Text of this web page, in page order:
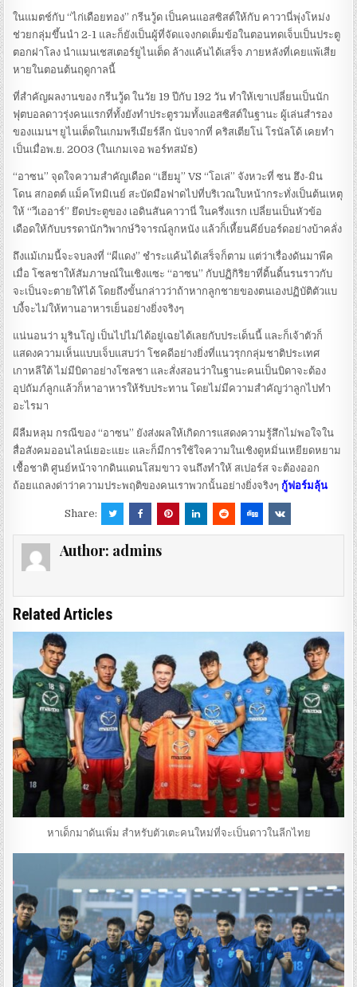
ในแมตช์กับ “ไก่เดือยทอง” กรีนวู้ด เป็นคนแอสซิสต์ให้กับ คาวานี่พุ่งโหม่ง
ช่วยกลุ่มขึ้นนำ 2-1 และก็ยังเป็นผู้ที่จัดแจงกดเต็มข้อในตอนทดเจ็บเป็นประตู
ตอกฝาโลง นำแมนเชสเตอร์ยูไนเต็ด ล้างแค้นได้เสร็จ ภายหลังที่เคยแพ้เสีย
หายในตอนต้นฤดูกาลนี้
ที่สำคัญผลงานของ กรีนวู้ด ในวัย 19 ปีกับ 192 วัน ทำให้เขาเปลี่ยนเป็นนัก
ฟุตบอลดาวรุ่งคนแรกที่ทั้งยังทำประตูรวมทั้งแอสซิสต์ในฐานะ ผู้เล่นสำรอง
ของแมนฯ ยูไนเต็ดในเกมพรีเมียร์ลีก นับจากที่ คริสเตียโน่ โรนัลโด้ เคยทำ
เป็นเมื่อพ.ย. 2003 (ในเกมเจอ พอร์ทสมัธ)
“อาซน” จุดใจความสำคัญเดือด “เฮียมู” VS “โอเล่” จังหวะที่ ซน ฮึง-มิน
โดน สกอตต์ แม็คโทมิเนย์ สะบัดมือฟาดไปที่บริเวณใบหน้ากระทั่งเป็นต้นเหตุ
ให้ “วีเออาร์” ยึดประตูของ เอดินสันคาวานี่ ในครึ่งแรก เปลี่ยนเป็นหัวข้อ
เดือดให้กับบรรดานักวิพากษ์วิจารณ์ลูกหนัง แล้วก็เหี้ยนคีย์บอร์ดอย่างบ้าคลั่ง
ถึงแม้เกมนี้จะจบลงที่ “ผีแดง” ชำระแค้นได้เสร็จก็ตาม แต่ว่าเรื่องดันมาพีค
เมื่อ โซลชาให้สัมภาษณ์ในเชิงแซะ “อาซน” กับปฏิกิริยาที่ดิ้นดิ้นรนราวกับ
จะเป็นจะตายให้ได้ โดยถึงขั้นกล่าวว่าถ้าหากลูกชายของตนเองปฏิบัติตัวแบ
บงี้จะไม่ให้ทานอาหารเย็นอย่างยิ่งจริงๆ
แน่นอนว่า มูรินโญ่ เป็นไปไม่ได้อยู่เฉยได้เลยกับประเด็นนี้ และก็เจ้าตัวก็
แสดงความเห็นแบบเจ็บแสบว่า โชคดีอย่างยิ่งที่แนวรุกกลุ่มชาติประเทศ
เกาหลีใต้ ไม่มีบิดาอย่างโซลชา และสั่งสอนว่าในฐานะคนเป็นบิดาจะต้อง
อุปถัมภ์ลูกแล้วก็หาอาหารให้รับประทาน โดยไม่มีความสำคัญว่าลูกไปทำ
อะไรมา
ผีลืมหลุม กรณีของ “อาซน” ยังส่งผลให้เกิดการแสดงความรู้สึกไม่พอใจใน
สื่อสังคมออนไลน์เยอะแยะ และก็มีการใช้ใจความในเชิงดูหมิ่นเหยียดหยาม
เชื้อชาติ ศูนย์หน้าจากดินแดนโสมขาว จนถึงทำให้ สเปอร์ส จะต้องออก
ถ้อยแถลงด่าว่าความประพฤติของคนเราพวกนั้นอย่างยิ่งจริงๆกู้ฟอร์มลุ้น
Share:
Author: admins
Related Articles
หาเด็กมาดันเพิ่ม สำหรับตัวเตะคนใหม่ที่จะเป็นดาวในลีกไทย